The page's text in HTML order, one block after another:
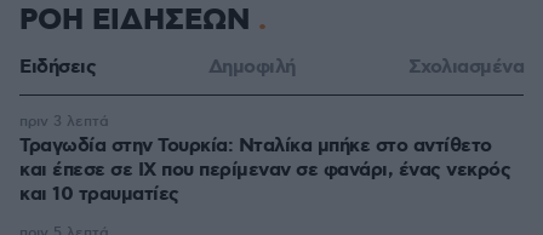
ΡΟΗ ΕΙΔΗΣΕΩΝ
Ειδήσεις Δημοφιλή Σχολιασμένα
Τραγωδία στην Τουρκία: Νταλίκα μπήκε στο αντίθετο
και έπεσε σε ΙΧ που περίμεναν σε φανάρι, ένας νεκρός
και 10 τραυματίες
πριν 3 λεπτά